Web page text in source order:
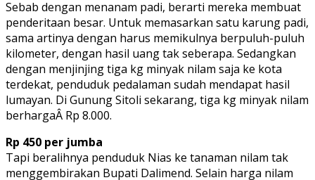
Sebab dengan menanam padi, berarti mereka membuat
penderitaan besar. Untuk memasarkan satu karung padi,
sama artinya dengan harus memikulnya berpuluh-puluh
kilometer, dengan hasil uang tak seberapa. Sedangkan
dengan menjinjing tiga kg minyak nilam saja ke kota
terdekat, penduduk pedalaman sudah mendapat hasil
lumayan. Di Gunung Sitoli sekarang, tiga kg minyak nilam
berhargaÂ Rp 8.000.
Rp 450 per jumba
Tapi beralihnya penduduk Nias ke tanaman nilam tak
menggembirakan Bupati Dalimend. Selain harga nilam